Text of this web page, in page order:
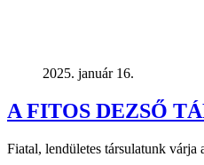
2025. január 16.
A FITOS DEZSŐ
Fiatal, lendületes társulatunk várja